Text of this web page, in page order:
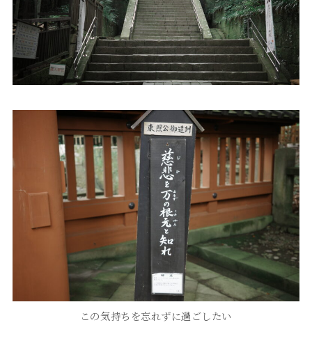
この気持ちを忘れずに過ごしたい